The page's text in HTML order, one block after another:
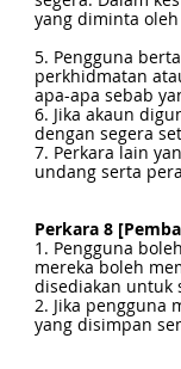
yang diminta
5. Pengguna
perkhidmatan
apa-apa sebab
6. Jika akaun
dengan segera
7. Perkara lain
undang serta
Perkara 8
1. Pengguna
mereka boleh
disediakan untuk
2. Jika pengguna
yang disimpan